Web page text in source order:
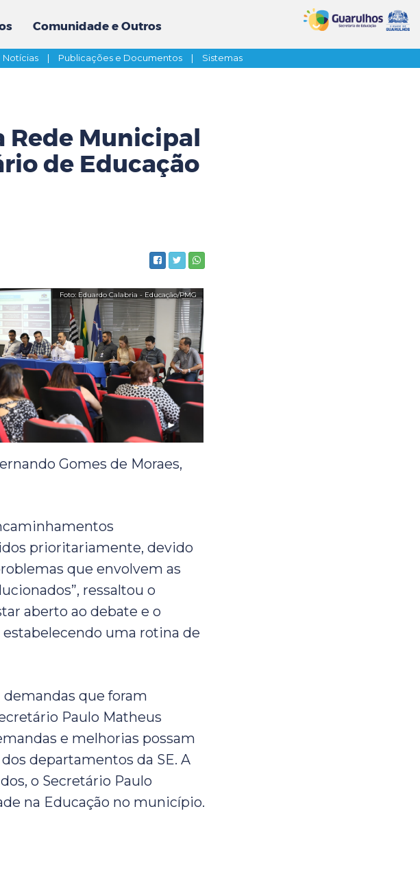
Comunidade e Outros
Notícias | Publicações e Documentos | Sistemas
Rede Municipal
de Educação
Gomes de Moraes,
prioritariamente, devido
que envolvem as
ressaltou o
aberto ao debate e o
uma rotina de
que foram
Paulo Matheus
e melhorias possam
departamentos da SE. A
o Secretário Paulo
na Educação no município.